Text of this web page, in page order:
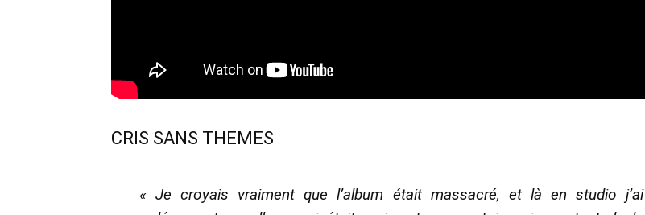
CRIS SANS THEMES
« Je croyais vraiment que l’album était massacré, et là en studio j’ai